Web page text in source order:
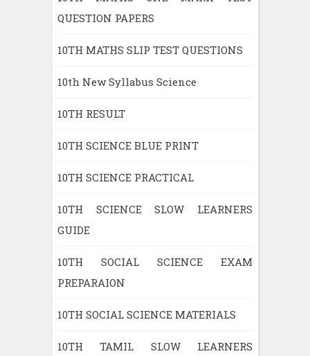
QUESTION PAPERS
10TH MATHS SLIP TEST QUESTIONS
10th New Syllabus Science
10TH RESULT
10TH SCIENCE BLUE PRINT
10TH SCIENCE PRACTICAL
10TH SCIENCE SLOW LEARNERS
GUIDE
10TH SOCIAL SCIENCE EXAM
PREPARAION
10TH SOCIAL SCIENCE MATERIALS
10TH TAMIL SLOW LEARNERS